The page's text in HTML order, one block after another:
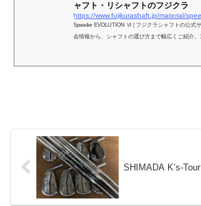
ャフト・リシャフトのフジクラ
https://www.fujikurashaft.jp/material/
Speeder EVOLUTION Ⅵ | フジクラシャフトの公式
会情報から、シャフトの選び方まで幅広くご紹介。
SHIMADA K’s-